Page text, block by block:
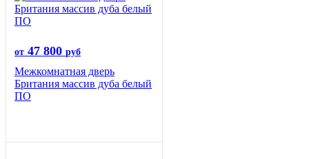
от 47 800 руб
Межкомнатная дверь
Британия массив дуба белый
ПО